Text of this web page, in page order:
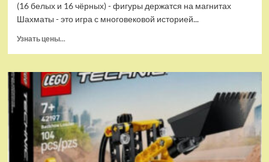
(16 белых и 16 чёрных) - фигуры держатся на магнитах
Шахматы - это игра с многовековой историей...
Узнать цены...
Шахматы
магнитные
БУБА
ИГРАЕМ
ВМЕСТЕ
в
кор.2*192шт